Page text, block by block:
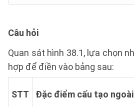
Câu hỏi
Quan sát hình 38.1, lựa chọn
hợp để điền vào bảng sau:
STT Đặc điểm cấu tạo ngoài